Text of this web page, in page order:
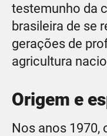
testemunho da
brasileira de se
gerações de
agricultura
Origem e
Nos anos 1970,